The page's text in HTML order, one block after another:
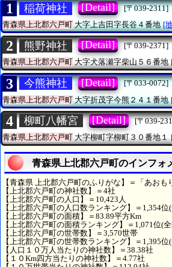
1 稲荷神社 [Detail]
[〒039-2311]
青森県上北郡六戸町大字上吉田字長谷４番地 [
2 熊野神社 [Detail]
[〒039-2371]
青森県上北郡六戸町大字犬落瀬字柴山５６番地
3 今熊神社 [Detail]
[〒033-0072]
青森県上北郡六戸町大字折茂字今熊２４１番地
4 柳町八幡宮 [Detail]
[〒039-
青森県上北郡六戸町 大字柳町字柳町３０番地１
青森県上北郡六戸町のインフォ
【青森県 上北郡六戸町のふりがな】＝「あおも
【上北郡六戸町の神社数】＝4社
【上北郡六戸町の人口】＝10,423人
【上北郡六戸町の人口数ランキング】＝1,354
【上北郡六戸町の面積】＝83.89平方Km
【上北郡六戸町の面積ランキング】＝1,071位(
【上北郡六戸町の世帯数】＝3,570世帯
【上北郡六戸町の世帯数ランキング】＝1,395
【人口１０万人当たりの神社数】＝38.38社
【１０Km四方当たりの神社数】＝4.77社